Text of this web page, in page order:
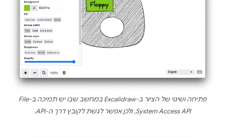
פתיחה ושינוי של הציור ב-Excalidraw במחשב שבו יש תמיכה ב-File
System Access API, ולכן אפשר לגשת לקובץ דרך ה-API.